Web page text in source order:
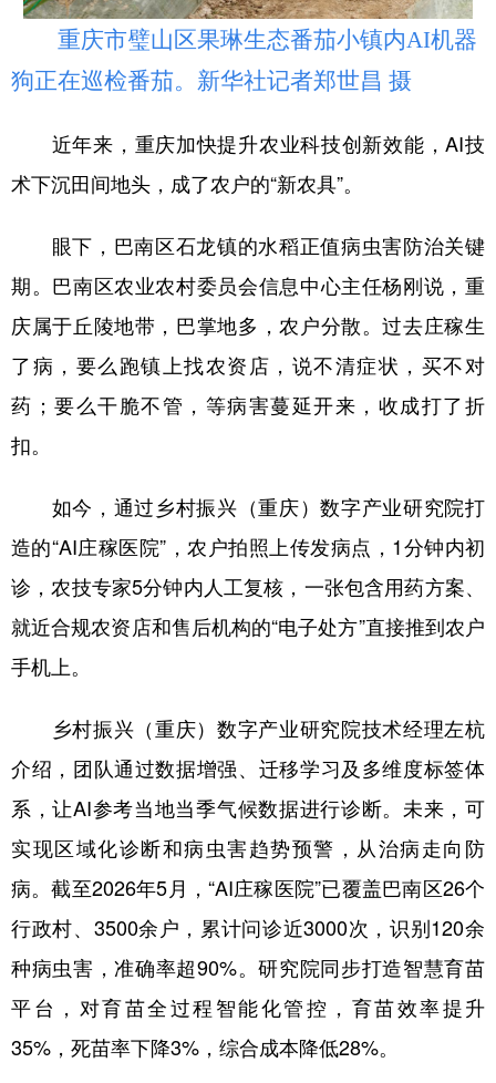
重庆市璧山区果琳生态番茄小镇内AI机器
狗正在巡检番茄。新华社记者郑世昌 摄
近年来，重庆加快提升农业科技创新效能，AI技
术下沉田间地头，成了农户的“新农具”。
眼下，巴南区石龙镇的水稻正值病虫害防治关键
期。巴南区农业农村委员会信息中心主任杨刚说，重
庆属于丘陵地带，巴掌地多，农户分散。过去庄稼生
了病，要么跑镇上找农资店，说不清症状，买不对
药；要么干脆不管，等病害蔓延开来，收成打了折
扣。
如今，通过乡村振兴（重庆）数字产业研究院打
造的“AI庄稼医院”，农户拍照上传发病点，1分钟内初
诊，农技专家5分钟内人工复核，一张包含用药方案、
就近合规农资店和售后机构的“电子处方”直接推到农户
手机上。
乡村振兴（重庆）数字产业研究院技术经理左杭
介绍，团队通过数据增强、迁移学习及多维度标签体
系，让AI参考当地当季气候数据进行诊断。未来，可
实现区域化诊断和病虫害趋势预警，从治病走向防
病。截至2026年5月，“AI庄稼医院”已覆盖巴南区26个
行政村、3500余户，累计问诊近3000次，识别120余
种病虫害，准确率超90%。研究院同步打造智慧育苗
平台，对育苗全过程智能化管控，育苗效率提升
35%，死苗率下降3%，综合成本降低28%。